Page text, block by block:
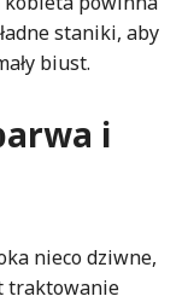
staniki, aby
biust.
i
nieco dziwne,
traktowanie